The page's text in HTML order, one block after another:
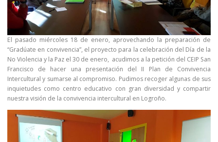
El pasado miércoles 18 de enero, aprovechando la preparación de
“Gradúate en convivencia”, el proyecto para la celebración del Día de la
No Violencia y la Paz el 30 de enero, acudimos a la petición del CEIP San
Francisco de hacer una presentación del II Plan de Convivencia
Intercultural y sumarse al compromiso. Pudimos recoger algunas de sus
inquietudes como centro educativo con gran diversidad y compartir
nuestra visión de la convivencia intercultural en Logroño.